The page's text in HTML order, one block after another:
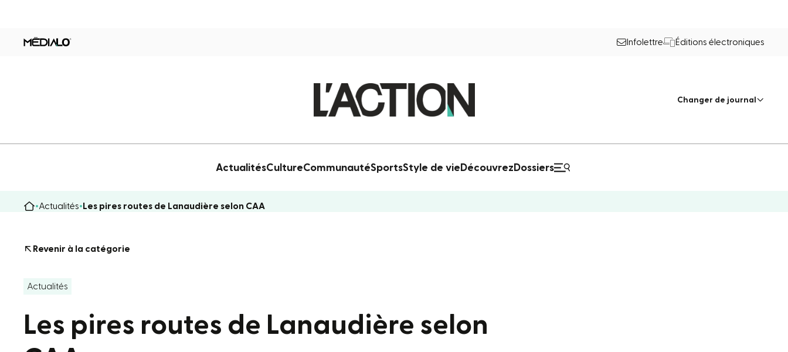
Infolettre Éditions électroniques
Changer de journal
ActualitésCultureCommunautéSportsStyle de vie Découvrez Dossiers
Actualités Les pires routes de Lanaudière selon CAA
Revenir à la catégorie
Actualités
Les pires routes de Lanaudière selon